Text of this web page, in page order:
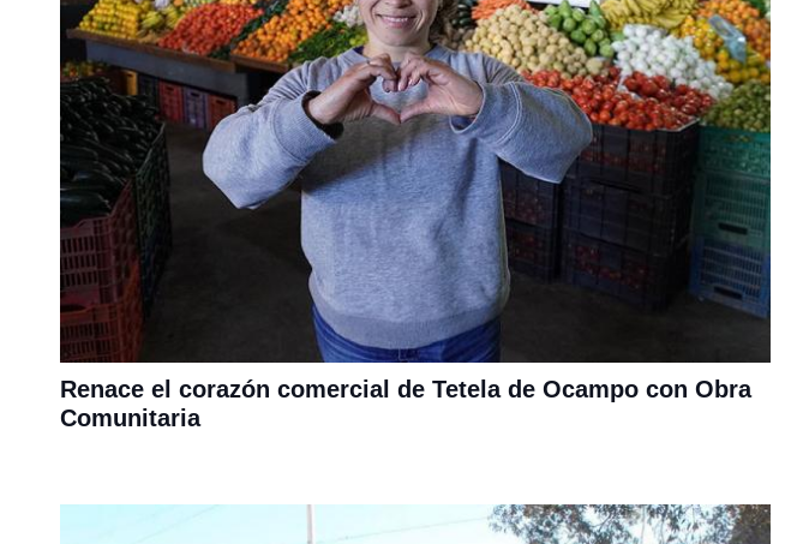
Renace el corazón comercial de Tetela de Ocampo con Obra
Comunitaria